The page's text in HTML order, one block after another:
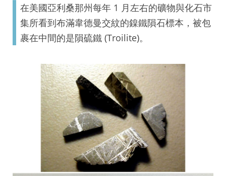
在美國亞利桑那州每年 1 月左右的礦物與化石市
集所看到布滿韋德曼交紋的鎳鐵隕石標本，被包
裹在中間的是隕硫鐵 (Troilite)。